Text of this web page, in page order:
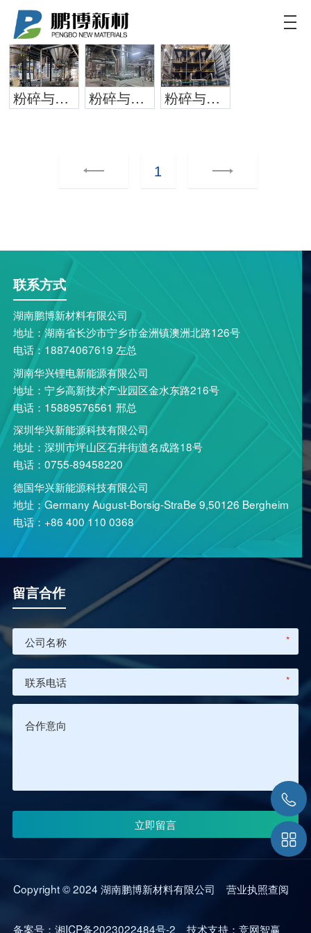
鹏博新材
致力于为客户提供新能源电池更加定制化和高效的
解决方案
粉碎与包装系统 粉碎与包装系统 粉碎与包装系统
1
联系方式
湖南鹏博新材料有限公司
地址：湖南省长沙市宁乡市金洲镇澳洲北路126号
电话：18874067619 左总
湖南华兴锂电新能源有限公司
地址：宁乡高新技术产业园区金水东路216号
电话：15889576561 邢总
深圳华兴新能源科技有限公司
地址：深圳市坪山区石井街道名成路18号
电话：0755-89458220
德国华兴新能源科技有限公司
地址：Germany August-Borsig-StraBe 9,50126 Bergheim
电话：+86 400 110 0368
留言合作
*
*
Copyright © 2024 湖南鹏博新材料有限公司营业执照查阅
备案号：湘ICP备2023022484号-2 技术支持：竞网智赢